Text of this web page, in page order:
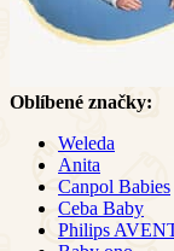
Oblíbené značky:
Weleda
Anita
Canpol Babies
Ceba Baby
Philips